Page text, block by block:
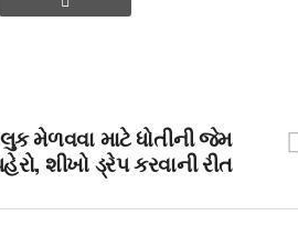
મેળવવા માટે ધોતીની જેમ
શીખો ડ્રેપ કરવાની રીત